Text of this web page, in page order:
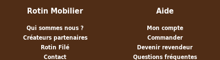
Rotin Mobilier
Qui sommes nous ?
Créateurs partenaires
Rotin Filé
Contact
Aide
Mon compte
Commander
Devenir revendeur
Questions fréquentes